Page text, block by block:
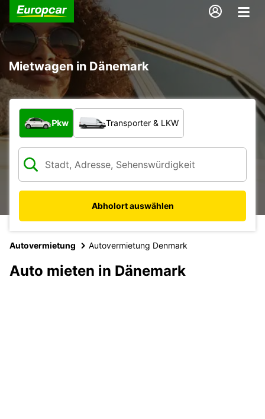
Mietwagen in Dänemark
Welche Art von Fahrzeug?
Pkw Transporter & LKW
Abholort auswählen
Autovermietung Autovermietung Denmark
Auto mieten in Dänemark